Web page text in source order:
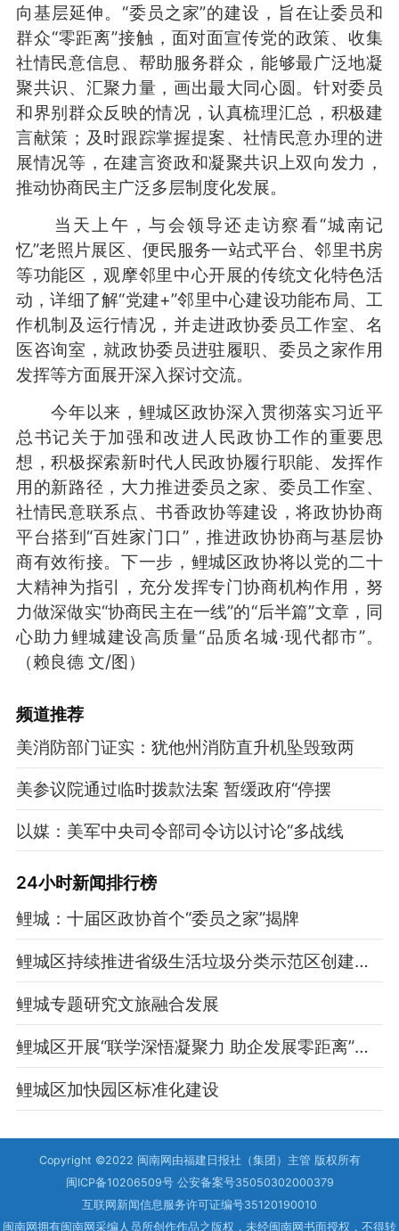
向基层延伸。“委员之家”的建设，旨在让委员和
群众“零距离”接触，面对面宣传党的政策、收集
社情民意信息、帮助服务群众，能够最广泛地凝
聚共识、汇聚力量，画出最大同心圆。针对委员
和界别群众反映的情况，认真梳理汇总，积极建
言献策；及时跟踪掌握提案、社情民意办理的进
展情况等，在建言资政和凝聚共识上双向发力，
推动协商民主广泛多层制度化发展。
当天上午，与会领导还走访察看“城南记
忆”老照片展区、便民服务一站式平台、邻里书房
等功能区，观摩邻里中心开展的传统文化特色活
动，详细了解“党建+”邻里中心建设功能布局、工
作机制及运行情况，并走进政协委员工作室、名
医咨询室，就政协委员进驻履职、委员之家作用
发挥等方面展开深入探讨交流。
今年以来，鲤城区政协深入贯彻落实习近平
总书记关于加强和改进人民政协工作的重要思
想，积极探索新时代人民政协履行职能、发挥作
用的新路径，大力推进委员之家、委员工作室、
社情民意联系点、书香政协等建设，将政协协商
平台搭到“百姓家门口”，推进政协协商与基层协
商有效衔接。下一步，鲤城区政协将以党的二十
大精神为指引，充分发挥专门协商机构作用，努
力做深做实“协商民主在一线”的“后半篇”文章，同
心助力鲤城建设高质量“品质名城·现代都市”。
（赖良德 文/图）
频道推荐
美消防部门证实：犹他州消防直升机坠毁致两
美参议院通过临时拨款法案 暂缓政府“停摆
以媒：美军中央司令部司令访以讨论“多战线
24小时新闻排行榜
鲤城：十届区政协首个“委员之家”揭牌
鲤城区持续推进省级生活垃圾分类示范区创建工作
鲤城专题研究文旅融合发展
鲤城区开展“联学深悟凝聚力 助企发展零距离”学习会
鲤城区加快园区标准化建设
Copyright ©2022 闽南网由福建日报社（集团）主管 版权所有
闽ICP备10206509号 公安备案号35050302000379
互联网新闻信息服务许可证编号35120190010
闽南网拥有闽南网采编人员所创作作品之版权，未经闽南网书面授权，不得转